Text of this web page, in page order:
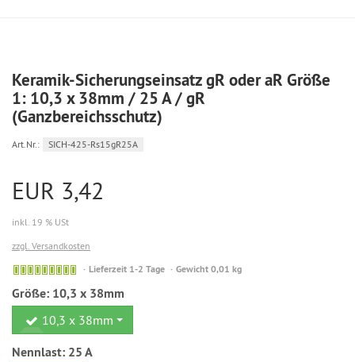
Keramik-Sicherungseinsatz gR oder aR Größe
1: 10,3 x 38mm / 25 A / gR
(Ganzbereichsschutz)
Art.Nr.: SICH-425-Rs15gR25A
EUR 3,42
inkl. 19 % USt
zzgl. Versandkosten
Sofort
ausreichende
Lieferzeit 1-2 Tage Gewicht 0,01 kg
Größe: 10,3 x 38mm
10,3 x 38mm
Nennlast: 25 A